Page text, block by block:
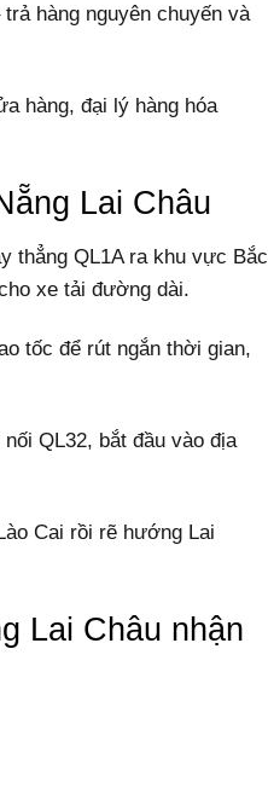
hàng nguyên chuyến và
hàng, đại lý hàng hóa
Lai Châu
thẳng QL1A ra khu vực Bắc
xe tải đường dài.
tốc để rút ngắn thời gian,
QL32, bắt đầu vào địa
Cai rồi rẽ hướng Lai
Lai Châu nhận